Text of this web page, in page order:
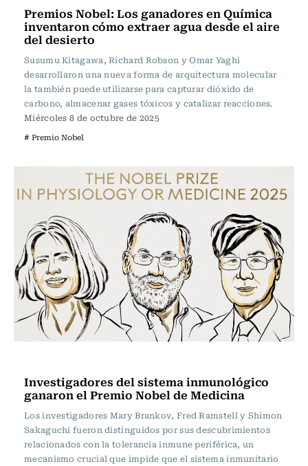
Premios Nobel: Los ganadores en Química
inventaron cómo extraer agua desde el aire
del desierto
Susumu Kitagawa, Richard Robson y Omar Yaghi
desarrollaron una nueva forma de arquitectura molecular
la también puede utilizarse para capturar dióxido de
carbono, almacenar gases tóxicos y catalizar reacciones.
Miércoles 8 de octubre de 2025
# Premio Nobel
Investigadores del sistema inmunológico
ganaron el Premio Nobel de Medicina
Los investigadores Mary Brankov, Fred Ramstell y Shimon
Sakaguchi fueron distinguidos por sus descubrimientos
relacionados con la tolerancia inmune periférica, un
mecanismo crucial que impide que el sistema inmunitario